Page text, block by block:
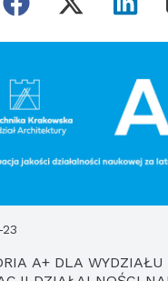
A+ DLA WYDZIAŁU